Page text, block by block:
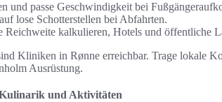
und passe Geschwindigkeit bei
lose Schotterstellen bei Abfahrten.
kalkulieren, Hotels und öffentliche
Kliniken in Rønne erreichbar. Trage lokale
Ausrüstung.
Kulinarik und Aktivitäten